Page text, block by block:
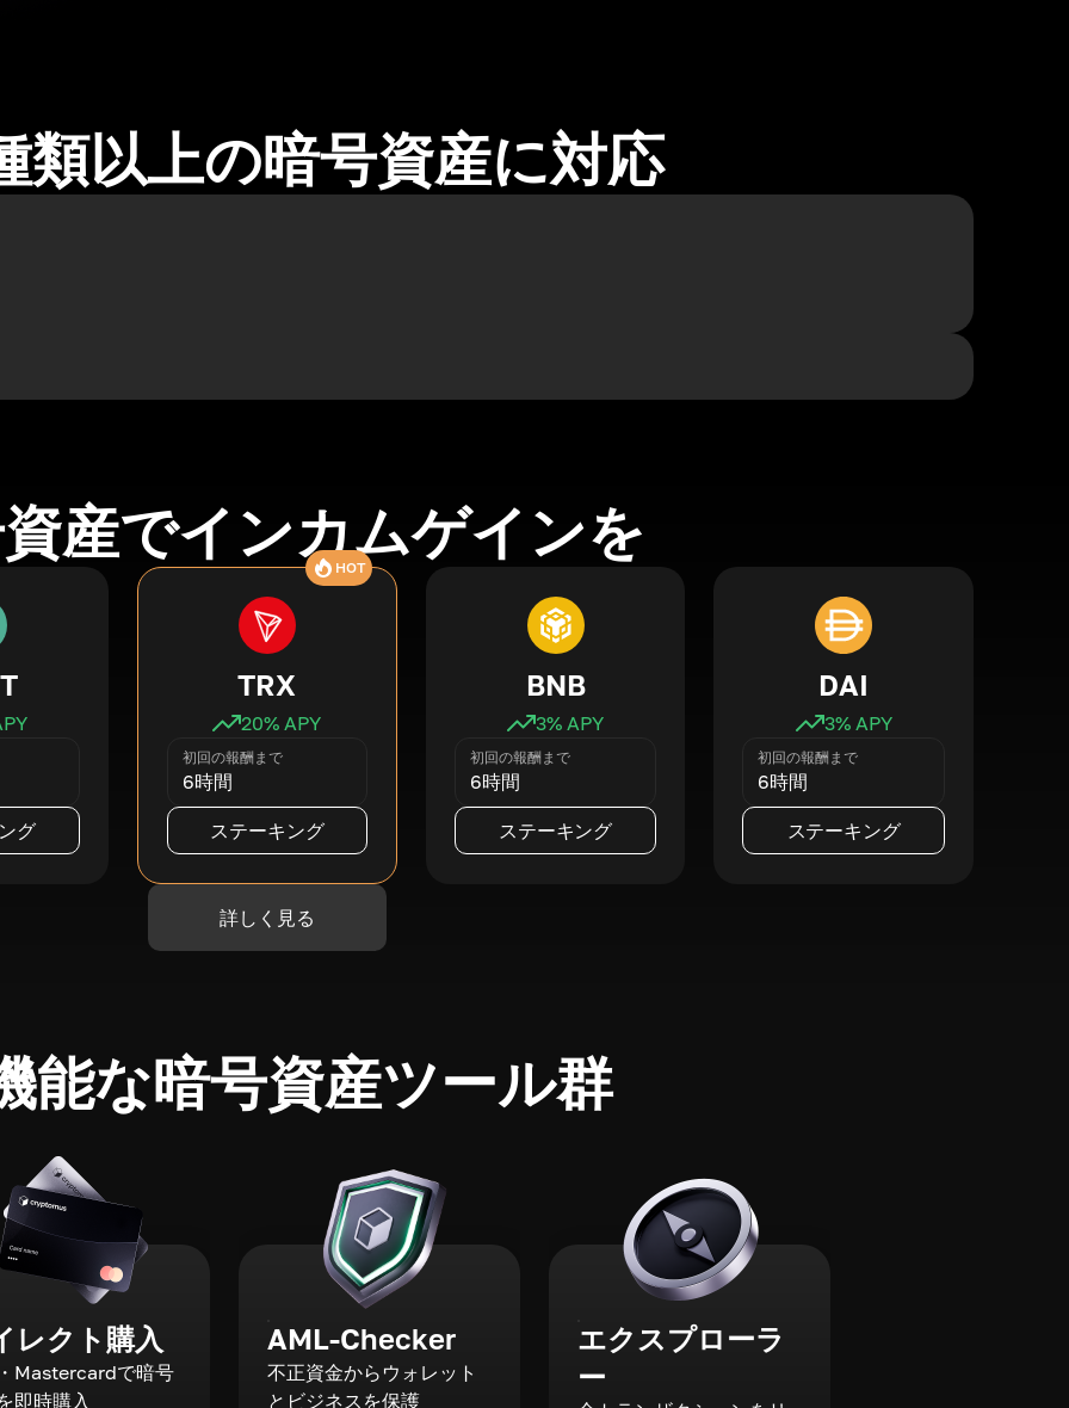
類以上の暗号資産に対応
産でインカムゲインを
グ
HOT
TRX
20% APY
初回の報酬まで
6時間
ステーキング
BNB
3% APY
初回の報酬まで
6時間
ステーキング
DAI
3% APY
初回の報酬まで
6時間
ステーキング
詳しく見る
能な暗号資産ツール群
レクト購入
Mastercardで暗号
即時購入
AML-Checker
不正資金からウォレット
とビジネスを保護
エクスプローラ
ー